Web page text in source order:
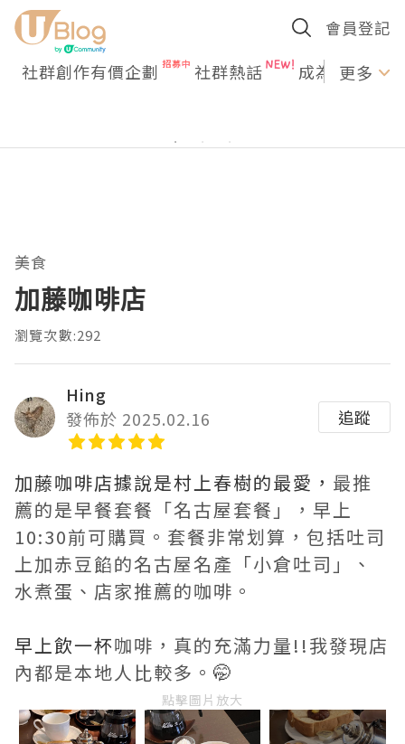
會員登記
社群創作有價企劃 社群熱話 成為U更多
美食
加藤咖啡店
瀏覽次數:292
Hing
發佈於 2025.02.16
追蹤
加藤咖啡店據說是村上春樹的最愛， 最推
薦的是早餐套餐「名古屋套餐」，早上
10:30前可購買。套餐非常划算，包括吐司
上加赤豆餡的名古屋名產「小倉吐司」、
水煮蛋、店家推薦的咖啡。
早上飲一杯咖啡，真的充滿力量!!我發現店
內都是本地人比較多。 🤭
點擊圖片放大